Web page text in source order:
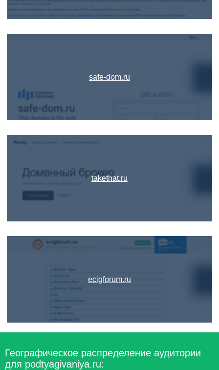
safe-dom.ru
takethat.ru
ecigforum.ru
Географическое распределение аудитории
для podtyagivaniya.ru: